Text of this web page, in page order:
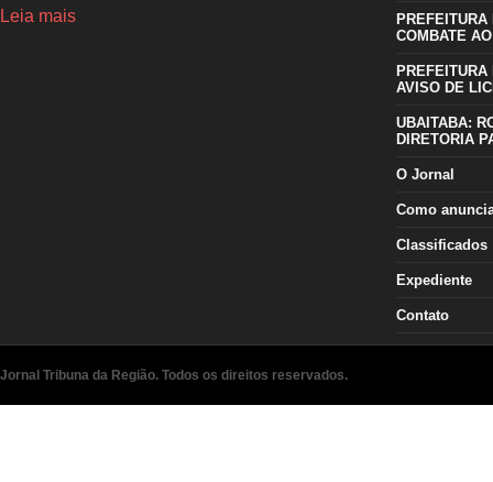
Leia mais
COMBATE
AVISO DE
UBAITABA:
DIRETORIA
O Jornal
Como
Classificados
Expediente
Contato
Jornal Tribuna da Região. Todos os direitos reservados.